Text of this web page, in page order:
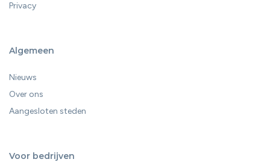
Privacy
Algemeen
Nieuws
Over ons
Aangesloten steden
Voor bedrijven